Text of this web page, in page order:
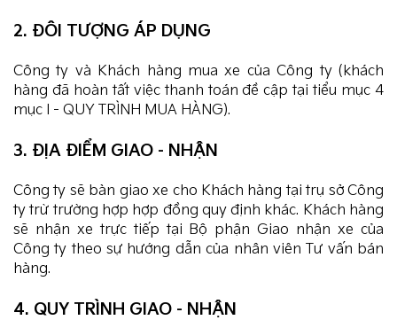
2. ĐÔI TƯỢNG ÁP DỤNG
Công ty và Khách hàng mua xe của Công ty (khách
hàng đã hoàn tất việc thanh toán đề cập tại tiểu mục 4
mục I - QUY TRÌNH MUA HÀNG).
3. ĐỊA ĐIỂM GIAO - NHẬN
Công ty sẽ bàn giao xe cho Khách hàng tại trụ sở Công
ty trừ trường hợp hợp đồng quy định khác. Khách hàng
sẽ nhận xe trực tiếp tại Bộ phận Giao nhận xe của
Công ty theo sự hướng dẫn của nhân viên Tư vấn bán
hàng.
4. QUY TRÌNH GIAO - NHẬN